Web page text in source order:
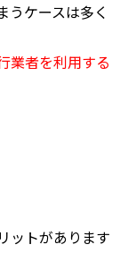
うケースは多く
業者を利用する
ットがあります